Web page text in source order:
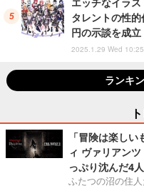
タレントの性
円の示談を成立
2025.1.29 Wed 10:25
ランキ
「冒険は楽し
ィ ヴァリアン
っぷり沈んだ4
ふたつの沼の住人